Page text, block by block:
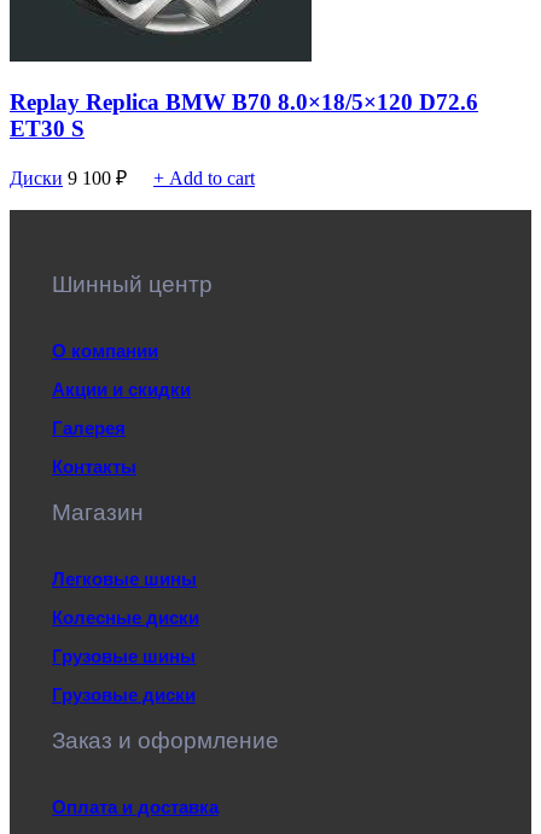
Replay Replica BMW B70 8.0×18/5×120 D72.6
ET30 S
Диски 9 100 ₽ + Add to cart
Шинный центр
О компании
Акции и скидки
Галерея
Контакты
Магазин
Легковые шины
Колесные диски
Грузовые шины
Грузовые диски
Заказ и оформление
Оплата и доставка